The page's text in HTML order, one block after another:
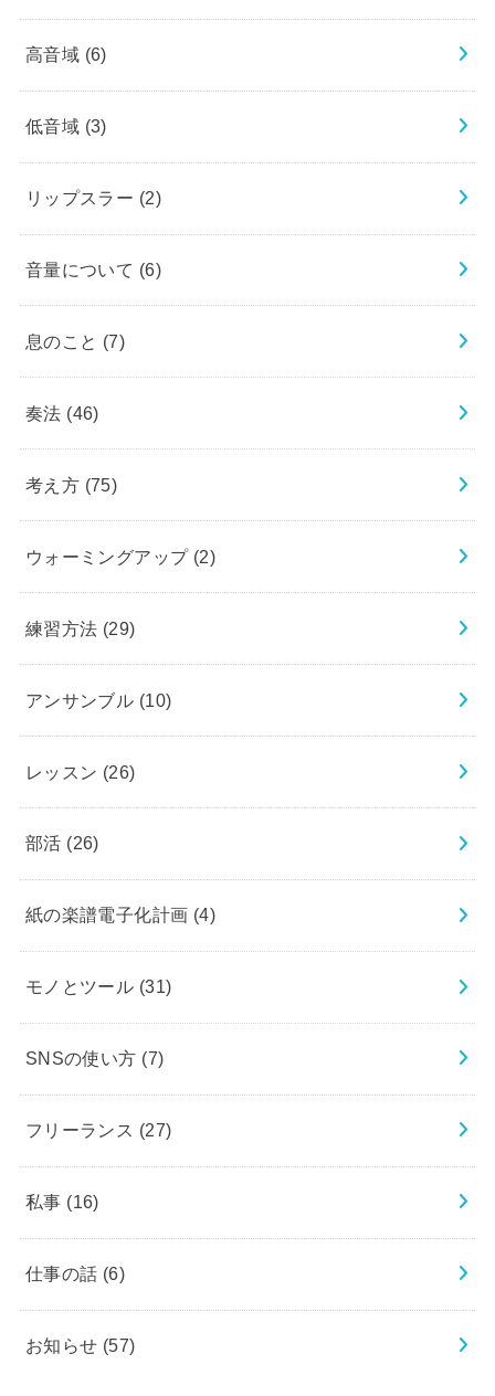
高音域 (6)
低音域 (3)
リップスラー (2)
音量について (6)
息のこと (7)
奏法 (46)
考え方 (75)
ウォーミングアップ (2)
練習方法 (29)
アンサンブル (10)
レッスン (26)
部活 (26)
紙の楽譜電子化計画 (4)
モノとツール (31)
SNSの使い方 (7)
フリーランス (27)
私事 (16)
仕事の話 (6)
お知らせ (57)